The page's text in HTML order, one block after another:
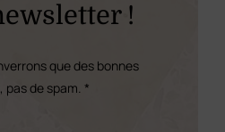
!
que des bonnes
pas de spam. *